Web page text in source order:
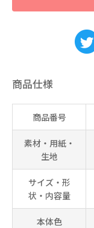
商品仕様
商品番号
素材・用紙・
生地
サイズ・形
状・内容量
本体色